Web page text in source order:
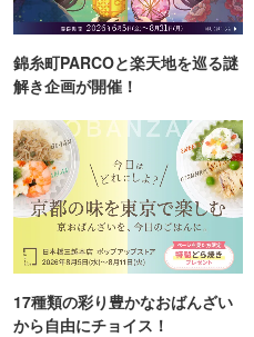
錦糸町PARCOと楽天地を巡る謎
解き企画が開催！
17種類の彩り豊かなおばんざい
から自由にチョイス！